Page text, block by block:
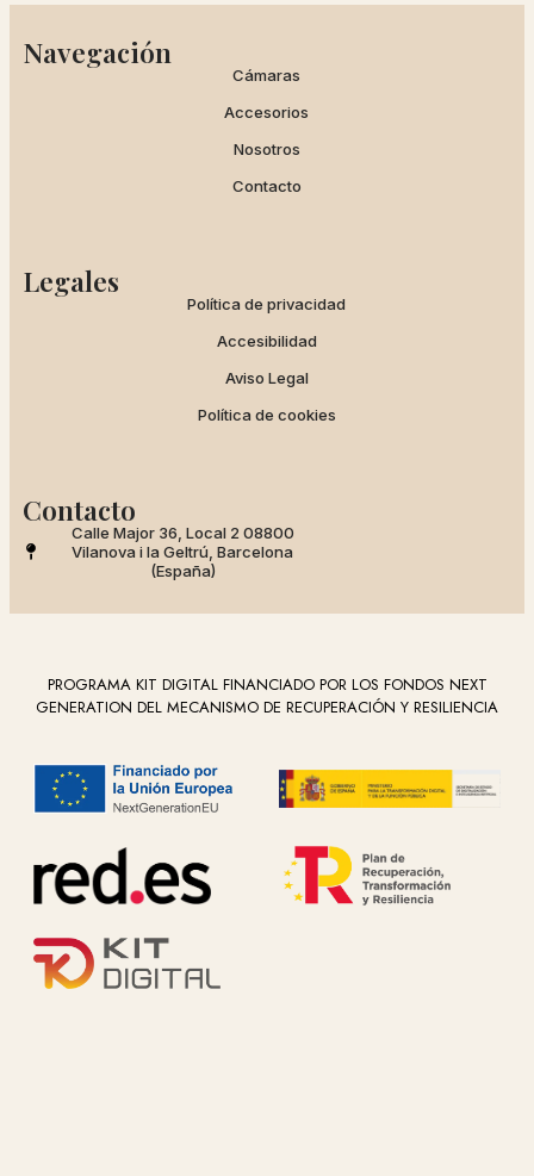
Navegación
Cámaras
Accesorios
Nosotros
Contacto
Legales
Política de privacidad
Accesibilidad
Aviso Legal
Política de cookies
Contacto
Calle Major 36, Local 2 08800
Vilanova i la Geltrú, Barcelona
(España)
PROGRAMA KIT DIGITAL FINANCIADO POR LOS FONDOS NEXT
GENERATION DEL MECANISMO DE RECUPERACIÓN Y RESILIENCIA